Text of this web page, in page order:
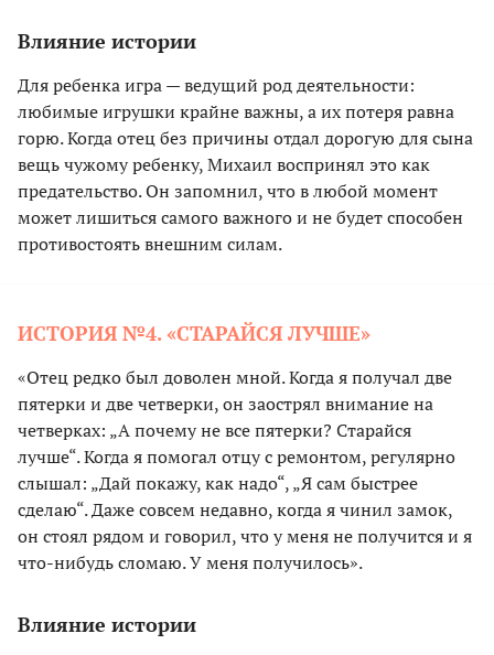
Влияние истории
Для ребенка игра — ведущий род деятельности:
любимые игрушки крайне важны, а их потеря равна
горю. Когда отец без причины отдал дорогую для сына
вещь чужому ребенку, Михаил воспринял это как
предательство. Он запомнил, что в любой момент
может лишиться самого важного и не будет способен
противостоять внешним силам.
ИСТОРИЯ №4. «СТАРАЙСЯ ЛУЧШЕ»
«Отец редко был доволен мной. Когда я получал две
пятерки и две четверки, он заострял внимание на
четверках: „А почему не все пятерки? Старайся
лучше“. Когда я помогал отцу с ремонтом, регулярно
слышал: „Дай покажу, как надо“, „Я сам быстрее
сделаю“. Даже совсем недавно, когда я чинил замок,
он стоял рядом и говорил, что у меня не получится и я
что-нибудь сломаю. У меня получилось».
Влияние истории